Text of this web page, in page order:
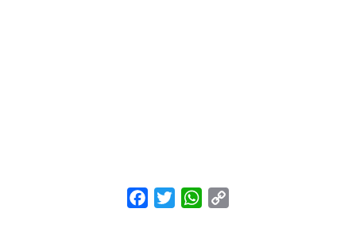
Facebook
Twitter WhatsApp